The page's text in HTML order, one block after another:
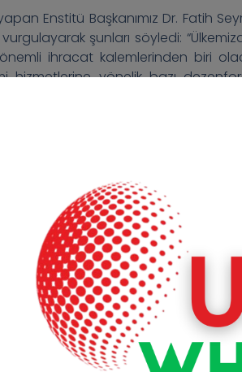
Enstitü Başkanımız Dr. Fatih
şunları söyledi:
ihracat kalemlerinden biri
hizmetlerine yönelik bazı
bilgilere karşı doğru ve güvenilir
kaliteli sağlık hizmetleriyle sadece
iş birliği içinde,